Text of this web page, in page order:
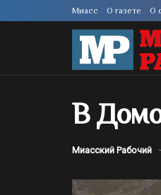
Миасс О газете О
В
Миасский Рабочий